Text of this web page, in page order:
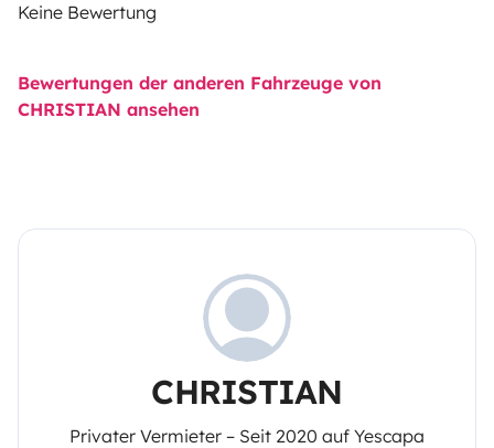
Keine Bewertung
Bewertungen der anderen Fahrzeuge von
CHRISTIAN ansehen
CHRISTIAN
Privater Vermieter – Seit 2020 auf Yescapa